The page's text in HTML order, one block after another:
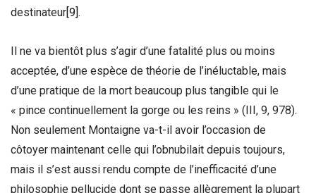
destinateur[9].
Il ne va bientôt plus s’agir d’une fatalité plus ou moins
acceptée, d’une espèce de théorie de l’inéluctable, mais
d’une pratique de la mort beaucoup plus tangible qui le
« pince continuellement la gorge ou les reins » (III, 9, 978).
Non seulement Montaigne va-t-il avoir l’occasion de
côtoyer maintenant celle qui l’obnubilait depuis toujours,
mais il s’est aussi rendu compte de l’inefficacité d’une
philosophie pellucide dont se passe allègrement la plupart